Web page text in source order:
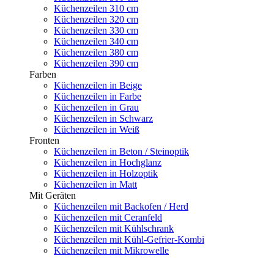
Küchenzeilen 310 cm
Küchenzeilen 320 cm
Küchenzeilen 330 cm
Küchenzeilen 340 cm
Küchenzeilen 380 cm
Küchenzeilen 390 cm
Farben
Küchenzeilen in Beige
Küchenzeilen in Farbe
Küchenzeilen in Grau
Küchenzeilen in Schwarz
Küchenzeilen in Weiß
Fronten
Küchenzeilen in Beton / Steinoptik
Küchenzeilen in Hochglanz
Küchenzeilen in Holzoptik
Küchenzeilen in Matt
Mit Geräten
Küchenzeilen mit Backofen / Herd
Küchenzeilen mit Ceranfeld
Küchenzeilen mit Kühlschrank
Küchenzeilen mit Kühl-Gefrier-Kombi
Küchenzeilen mit Mikrowelle